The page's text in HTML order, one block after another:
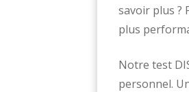
savoir plus ?
plus
Notre test
personnel.